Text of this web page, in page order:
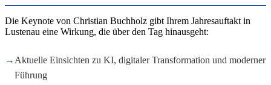
Die Keynote von Christian Buchholz gibt Ihrem Jahresauftakt in
Lustenau eine Wirkung, die über den Tag hinausgeht:
→ Aktuelle Einsichten zu KI, digitaler Transformation und moderner
Führung